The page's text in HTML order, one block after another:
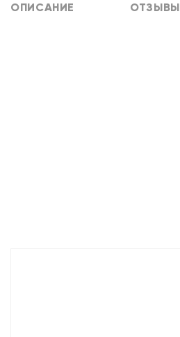
ОПИСАНИЕ ОТЗЫВЫ